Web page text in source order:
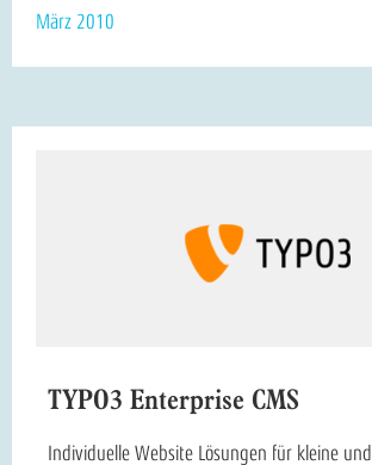
März 2010
TYPO3 Enterprise CMS
Individuelle Website Lösungen für kleine und